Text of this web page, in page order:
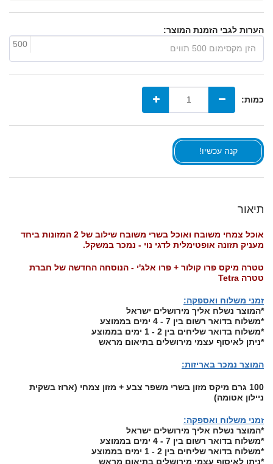
הערות לגבי הזמנת המוצר:
500
כמות:
קנה עכשיו!
תיאור
אוכל צמחי משובח ואוכל בשרי משובח שילוב של 2 המזונות ביחד
מעניק תזונה אופטימלית לדגי נוי - נמכר במשקל.
טטרה מיקס פרו קולור + פרו אלג'י - הנוסחה החדשה של חברת
טטרה Tetra
זמני משלוח ואספקה:
*המוצר נשלח אליך מירושלים ישראל
*משלוח בדואר רשום בין 7 - 4 ימים בממוצע
*משלוח בדואר שליחים בין 2 - 1 ימים בממוצע
*ניתן לאיסוף עצמי מירושלים בתיאום מראש
המוצר נמכר באריזות:
100 גרם מיקס מזון בשרי משפר צבע + מזון צמחי (ארוז בשקית
ניילון אטומה)
זמני משלוח ואספקה:
*המוצר נשלח אליך מירושלים ישראל
*משלוח בדואר רשום בין 7 - 4 ימים בממוצע
*משלוח בדואר שליחים בין 2 - 1 ימים בממוצע
*ניתן לאיסוף עצמי מירושלים בתיאום מראש